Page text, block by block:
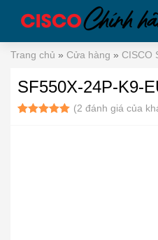
Trang chủ » Cửa hàng » CISCO
SF550X-24P-K9-
(2 đánh giá của